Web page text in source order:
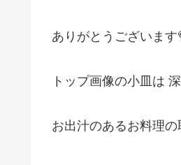
ありがとうございます
トップ画像の小皿は
お出汁のあるお料理の